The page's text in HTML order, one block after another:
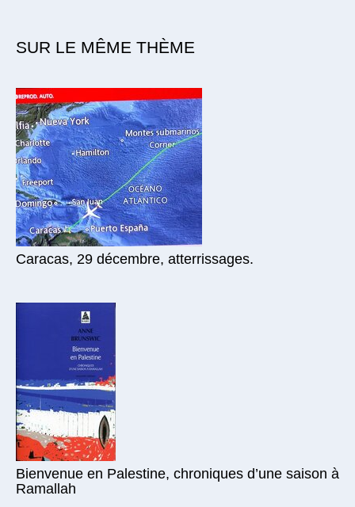
SUR LE MÊME THÈME
Caracas, 29 décembre, atterrissages.
Bienvenue en Palestine, chroniques d’une saison à
Ramallah